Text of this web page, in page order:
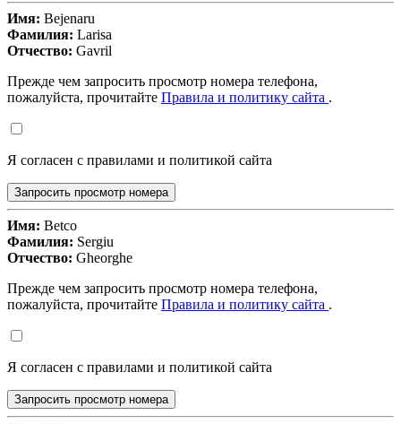
Имя: Bejenaru
Фамилия: Larisa
Отчество: Gavril
Прежде чем запросить просмотр номера телефона,
пожалуйста, прочитайте Правила и политику сайта .
Я согласен с правилами и политикой сайта
Запросить просмотр номера
Имя: Betco
Фамилия: Sergiu
Отчество: Gheorghe
Прежде чем запросить просмотр номера телефона,
пожалуйста, прочитайте Правила и политику сайта .
Я согласен с правилами и политикой сайта
Запросить просмотр номера